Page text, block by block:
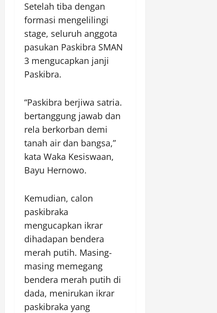
Setelah tiba dengan
formasi mengelilingi
stage, seluruh anggota
pasukan Paskibra SMAN
3 mengucapkan janji
Paskibra.
“Paskibra berjiwa satria.
bertanggung jawab dan
rela berkorban demi
tanah air dan bangsa,”
kata Waka Kesiswaan,
Bayu Hernowo.
Kemudian, calon
paskibraka
mengucapkan ikrar
dihadapan bendera
merah putih. Masing-
masing memegang
bendera merah putih di
dada, menirukan ikrar
paskibraka yang